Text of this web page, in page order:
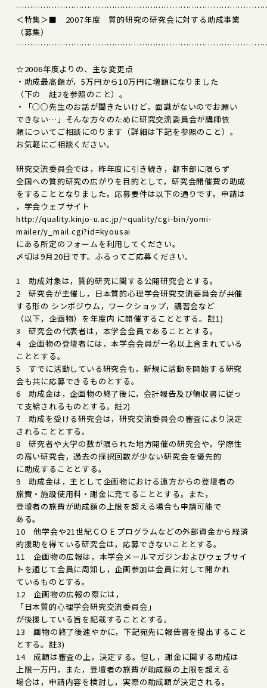
＜特集＞■ 2007年度 質的研究の研究会に対する助成事業
（募集）
☆2006年度よりの、主な変更点
・助成最高額が，5万円から10万円に増額になりました
（下の 註2を参照のこと）。
・「○○先生のお話が聞きたいけど，面識がないのでお願い
できない…」そんな方々のために研究交流委員会が講師依
頼についてご相談にのります（詳細は下記を参照のこと）。
お気軽にご相談ください。
研究交流委員会では，昨年度に引き続き，都市部に限らず
全国への質的研究の広がりを目的として，研究会開催費の助成
をすることとなりました。応募要件は以下の通りです。申請は
，学会ウェブサイト
http://quality.kinjo-u.ac.jp/~quality/cgi-bin/yomi-
mailer/y_mail.cgi?id=kyousai
にある所定のフォームを利用してください。
〆切は9月20日です。ふるってご応募ください。
1 助成対象は，質的研究に関する公開研究会とする。
2 研究会が主催し，日本質的心理学会研究交流委員会が共催
する形の シンポジウム，ワークショップ，講習会など
（以下，企画物）を年度内 に開催することとする。註1)
3 研究会の代表者は，本学会会員であることとする。
4 企画物の登壇者には，本学会会員が一名以上含まれている
こととする。
5 すでに活動している研究会も，新規に活動を開始する研究
会も共に応募できるものとする。
6 助成金は，企画物の終了後に，会計報告及び領収書に従っ
て支給されるものとする。註2)
7 助成を受ける研究会は，研究交流委員会の審査により決定
されることとする。
8 研究者や大学の数が限られた地方開催の研究会や，学際性
の高い研究会，過去の採択回数が少ない研究会を優先的
に助成することとする。
9 助成金は，主として企画物における遠方からの登壇者の
旅費・施設使用料・謝金に充てることとする。また，
登壇者の旅費が助成額の上限を超える場合も申請可能で
ある。
10 他学会や21世紀ＣＯＥプログラムなどの外部資金から経済
的援助を得ている研究会は，応募できないこととする。
11 企画物の広報は，本学会メールマガジンおよびウェブサイ
トを通じて会員に周知し，企画参加は会員に対して開かれ
ているものとする。
12 企画物の広報の際には，
「日本質的心理学会研究交流委員会」
が後援している旨を記載することとする。
13 画物の終了後速やかに，下記宛先に報告書を提出すること
とする。註3)
14 成額は審査の上，決定する。但し，謝金に関する助成は
上限一万円，また，登壇者の旅費が助成額の上限を超える
場合は，申請内容を検討し，実際の助成額が決定される。